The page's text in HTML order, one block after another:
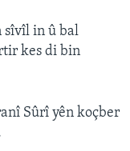
sîvîl in û bal
kes di bin
Sûrî yên koçber